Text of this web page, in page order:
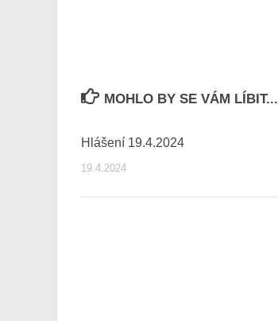
MOHLO BY SE VÁM LÍBIT...
Hlášení 19.4.2024
19.4.2024